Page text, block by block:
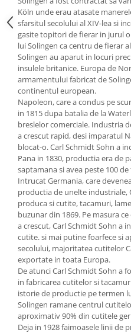
Oale si cratite
Tavi copt
Tigai
Vesela si tacamuri
Boluri
Farfurii
Scurgatoare vase
Seturi de tacamuri
Suporturi pentru tacamuri
Cani
Cesti
Pahare
Scrumiere
Seturi vesela
Suporturi farfurii
Suporturi pahare, cesti, cani
Untiere
Ustensile cofetarie si patiserie
Ramekin
Tavi si forme prajituri
Aparate prajituri
Köln unde erau atasate
sfarsitul secolului al XIV-lea si
gasite topitori de fierar in jurul
lui Solingen ca centru de fierar
Solingen au aparut in locuri
insulele britanice. Europa de
armamentului fabricat de
continentul european.
Napoleon, care a condus pe
in 1815 dupa batalia de la
breslelor comerciale. Industria
a crescut rapid, desi imparatul
blocat-o. Carl Schmidt Sohn a
Pana in 1830, productia era de
saptamana si avea peste 100
Intrucat Germania, care
productia de unelte industriale,
produca si cutite, tacamuri,
buzunar din 1869. Pe masura
a crescut, Carl Schmidt Sohn a
cutite. si mai putine foarfece si
secolului, majoritatea cutitelor
exportate in toata Europa.
De atunci Carl Schmidt Sohn a
in fabricarea cutitelor si
istorie de productie pe termen
Solingen ramane centrul
aproximativ 90% din cutitele
Deja in 1928 faimoasele linii de